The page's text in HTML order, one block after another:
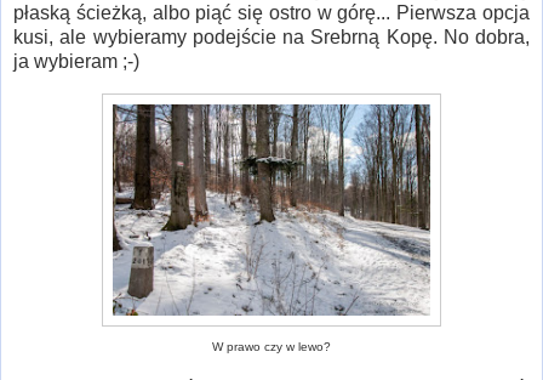
płaską ścieżką, albo piąć się ostro w górę... Pierwsza opcja
kusi, ale wybieramy podejście na Srebrną Kopę. No dobra,
ja wybieram ;-)
W prawo czy w lewo?